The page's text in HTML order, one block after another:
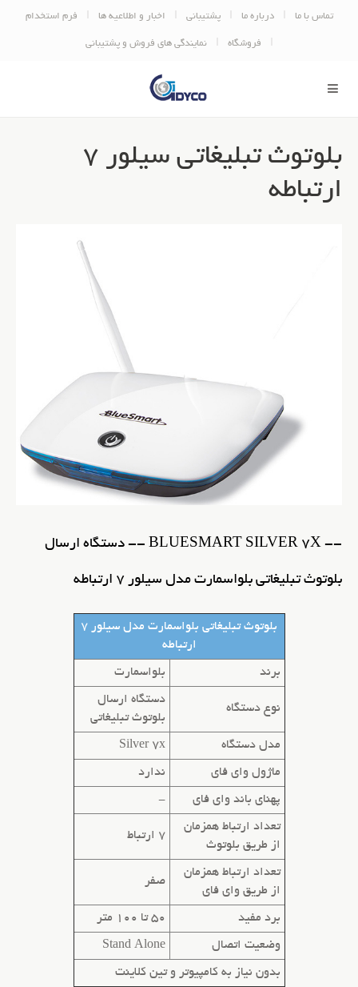
تماس با ما درباره ما پشتیبانی اخبار و اطلاعیه ها فرم استخدام
فروشگاه نمایندگی های فروش و پشتیبانی
بلوتوث تبلیغاتی سیلور 7
ارتباطه
-- BLUESMART SILVER 7X -- دستگاه ارسال
بلوتوث تبلیغاتی بلواسمارت مدل سیلور 7 ارتباطه
بلوتوث تبلیغاتی بلواسمارت مدل سیلور 7
ارتباطه
برند بلواسمارت
نوع دستگاه
دستگاه ارسال
بلوتوث تبلیغاتی
مدل دستگاه Silver 7x
ماژول وای فای ندارد
پهنای باند وای فای -
تعداد ارتباط همزمان
از طریق بلوتوث
7 ارتباط
تعداد ارتباط همزمان
از طریق وای فای
صفر
برد مفید 50 تا 100 متر
وضعیت اتصال Stand Alone
بدون نیاز به کامپیوتر و تین کلاینت